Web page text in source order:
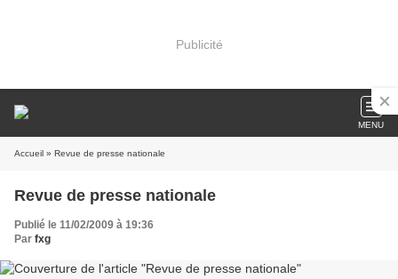
Publicité
MENU
Accueil » Revue de presse nationale
Revue de presse nationale
Publié le 11/02/2009 à 19:36
Par fxg